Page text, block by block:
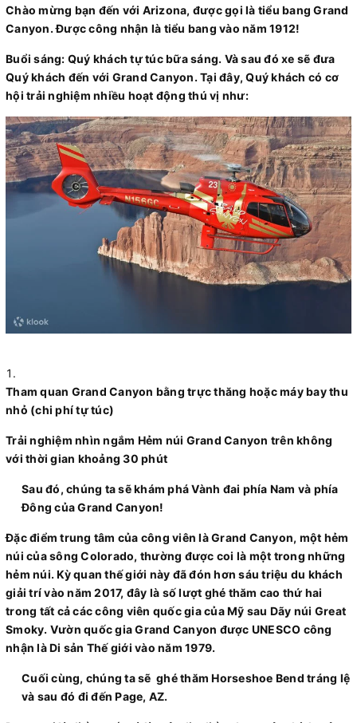
Chào mừng bạn đến với Arizona, được gọi là tiểu bang Grand
Canyon. Được công nhận là tiểu bang vào năm 1912!
Buổi sáng: Quý khách tự túc bữa sáng. Và sau đó xe sẽ đưa
Quý khách đến với Grand Canyon. Tại đây, Quý khách có cơ
hội trải nghiệm nhiều hoạt động thú vị như:
Tham quan Grand Canyon bằng trực thăng hoặc máy bay thu
nhỏ (chi phí tự túc)
Trải nghiệm nhìn ngắm Hẻm núi Grand Canyon trên không
với thời gian khoảng 30 phút
Sau đó, chúng ta sẽ khám phá Vành đai phía Nam và phía
Đông của Grand Canyon!
Đặc điểm trung tâm của công viên là Grand Canyon, một hẻm
núi của sông Colorado, thường được coi là một trong những
hẻm núi. Kỳ quan thế giới này đã đón hơn sáu triệu du khách
giải trí vào năm 2017, đây là số lượt ghé thăm cao thứ hai
trong tất cả các công viên quốc gia của Mỹ sau Dãy núi Great
Smoky. Vườn quốc gia Grand Canyon được UNESCO công
nhận là Di sản Thế giới vào năm 1979.
Cuối cùng, chúng ta sẽ ghé thăm Horseshoe Bend tráng lệ
và sau đó đi đến Page, AZ.